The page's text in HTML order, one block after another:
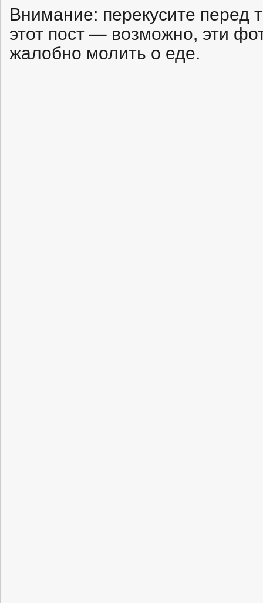
Внимание: перекусите перед
этот пост — возможно, эти
жалобно молить о еде.